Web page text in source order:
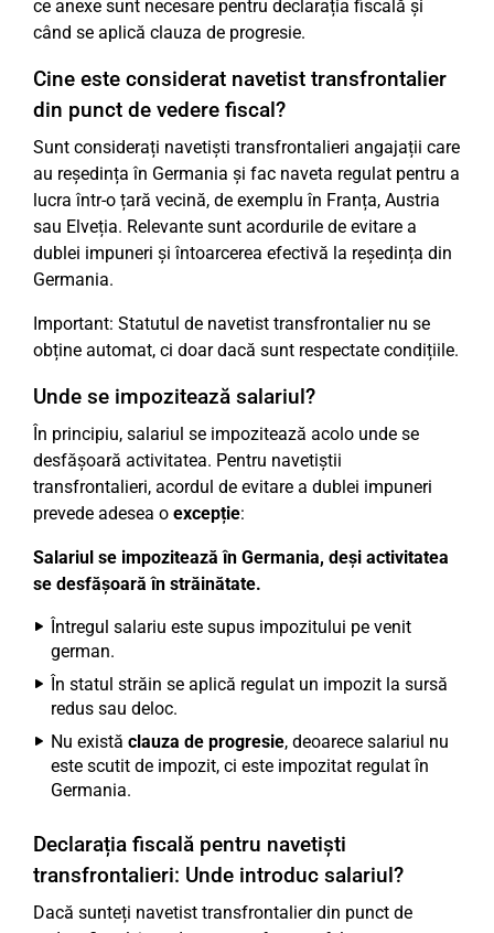
ce anexe sunt necesare pentru declarația fiscală și
când se aplică clauza de progresie.
Cine este considerat navetist transfrontalier
din punct de vedere fiscal?
Sunt considerați navetiști transfrontalieri angajații care
au reședința în Germania și fac naveta regulat pentru a
lucra într-o țară vecină, de exemplu în Franța, Austria
sau Elveția. Relevante sunt acordurile de evitare a
dublei impuneri și întoarcerea efectivă la reședința din
Germania.
Important: Statutul de navetist transfrontalier nu se
obține automat, ci doar dacă sunt respectate condițiile.
Unde se impozitează salariul?
În principiu, salariul se impozitează acolo unde se
desfășoară activitatea. Pentru navetiștii
transfrontalieri, acordul de evitare a dublei impuneri
prevede adesea o excepție:
Salariul se impozitează în Germania, deși activitatea
se desfășoară în străinătate.
Întregul salariu este supus impozitului pe venit
german.
În statul străin se aplică regulat un impozit la sursă
redus sau deloc.
Nu există clauza de progresie, deoarece salariul nu
este scutit de impozit, ci este impozitat regulat în
Germania.
Declarația fiscală pentru navetiști
transfrontalieri: Unde introduc salariul?
Dacă sunteți navetist transfrontalier din punct de